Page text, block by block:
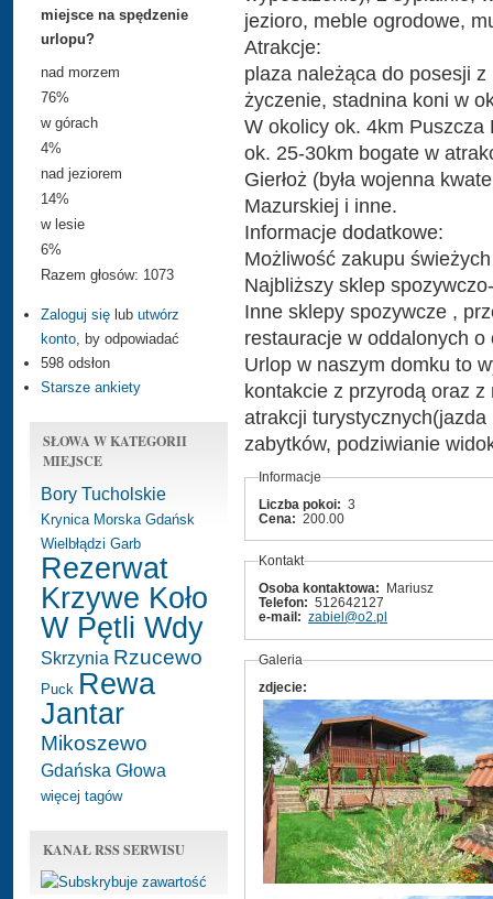
miejsce na spędzenie
urlopu?
nad morzem
76%
w górach
4%
nad jeziorem
14%
w lesie
6%
Razem głosów: 1073
Zaloguj się lub utwórz
konto , by odpowiadać
598 odsłon
Starsze ankiety
SŁOWA W KATEGORII
MIEJSCE
Bory Tucholskie
Krynica Morska Gdańsk
Wielbłądzi Garb
Rezerwat
Krzywe Koło
W Pętli Wdy
Skrzynia Rzucewo
Puck Rewa
Jantar
Mikoszewo
Gdańska Głowa
więcej tagów
KANAŁ RSS SERWISU
jezioro, meble ogrodowe,
Atrakcje:
plaza należąca do posesji
życzenie, stadnina koni w
W okolicy ok. 4km Puszcza
ok. 25-30km bogate w
Gierłoż (była wojenna
Mazurskiej i inne.
Informacje dodatkowe:
Możliwość zakupu
Najbliższy sklep
Inne sklepy spozywcze ,
restauracje w oddalonych
Urlop w naszym domku to
kontakcie z przyrodą oraz
atrakcji
zabytków, podziwianie
Informacje
Liczba pokoi: 3
Cena: 200.00
Kontakt
Osoba kontaktowa:
Mariusz
Telefon: 512642127
e-mail: zabiel@o2.pl
Galeria
zdjecie: